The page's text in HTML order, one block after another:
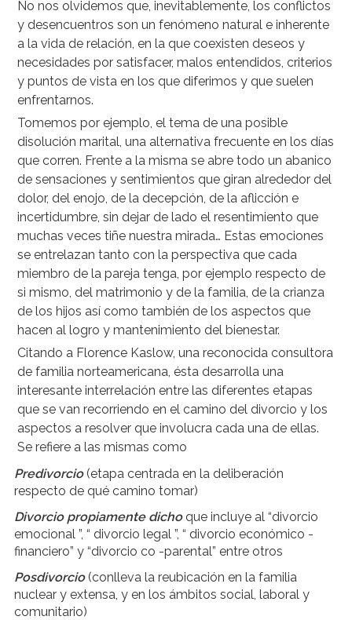
No nos olvidemos que, inevitablemente, los conflictos
y desencuentros son un fenómeno natural e inherente
a la vida de relación, en la que coexisten deseos y
necesidades por satisfacer, malos entendidos, criterios
y puntos de vista en los que diferimos y que suelen
enfrentarnos.
Tomemos por ejemplo, el tema de una posible
disolución marital, una alternativa frecuente en los días
que corren. Frente a la misma se abre todo un abanico
de sensaciones y sentimientos que giran alrededor del
dolor, del enojo, de la decepción, de la aflicción e
incertidumbre, sin dejar de lado el resentimiento que
muchas veces tiñe nuestra mirada… Estas emociones
se entrelazan tanto con la perspectiva que cada
miembro de la pareja tenga, por ejemplo respecto de
si mismo, del matrimonio y de la familia, de la crianza
de los hijos así como también de los aspectos que
hacen al logro y mantenimiento del bienestar.
Citando a Florence Kaslow, una reconocida consultora
de familia norteamericana, ésta desarrolla una
interesante interrelación entre las diferentes etapas
que se van recorriendo en el camino del divorcio y los
aspectos a resolver que involucra cada una de ellas.
Se refiere a las mismas como
Predivorcio(etapa centrada en la deliberación
respecto de qué camino tomar)
Divorcio propiamente dichoque incluye al “divorcio
emocional ”, “ divorcio legal ”, “ divorcio económico -
financiero” y “divorcio co -parental” entre otros
Posdivorcio(conlleva la reubicación en la familia
nuclear y extensa, y en los ámbitos social, laboral y
comunitario)